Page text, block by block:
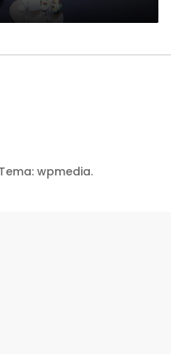
Tema: wpmedia.